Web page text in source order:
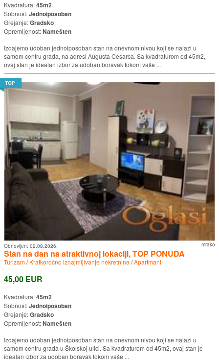
Kvadratura:45m2
Sobnost:Jednoiposoban
Grejanje:Gradsko
Opremljenost:Namešten
Izdajemo udoban jednoiposoban stan na dnevnom nivou koji se nalazi u
samom centru grada, na adresi Augusta Cesarca. Sa kvadraturom od 45m2,
ovaj stan je idealan izbor za udoban boravak tokom vaše ...
mrako
Obnovljen: 02.08.2026.
Stan na dan na atraktivnoj lokaciji, TOP PONUDA
Turizam/Kratkoročno iznajmljivanje nekretnina /Apartmani
45,00 EUR
Kvadratura:45m2
Sobnost:Jednoiposoban
Grejanje:Gradsko
Opremljenost:Namešten
Izdajemo udoban jednoiposoban stan na dnevnom nivou koji se nalazi u
samom centru grada u Školskoj ulici. Sa kvadraturom od 45m2, ovaj stan je
idealan izbor za udoban boravak tokom vaše ...